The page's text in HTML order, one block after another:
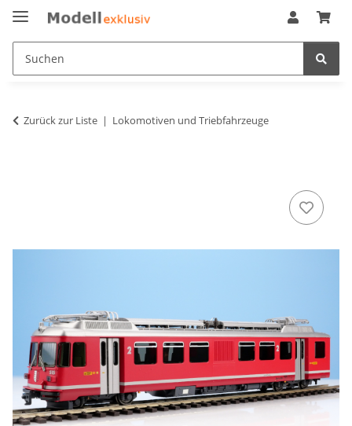
Zurück zur Liste Lokomotiven und Triebfahrzeuge